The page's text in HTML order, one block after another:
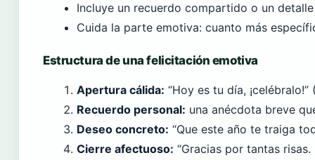
Incluye un recuerdo compartido o un
Cuida la parte emotiva: cuanto más
Estructura de una felicitación emotiva
Apertura cálida: “Hoy es tu día, ¡celébralo!”
Recuerdo personal: una anécdota breve
Deseo concreto: “Que este año te traiga
Cierre afectuoso: “Gracias por tantas risas.